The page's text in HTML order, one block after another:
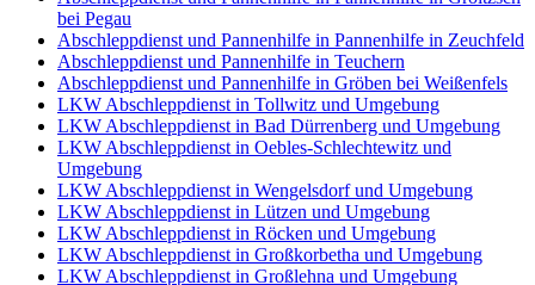
bei Pegau
Abschleppdienst und Pannenhilfe in Pannenhilfe in Zeuchfeld
Abschleppdienst und Pannenhilfe in Teuchern
Abschleppdienst und Pannenhilfe in Gröben bei Weißenfels
LKW Abschleppdienst in Tollwitz und Umgebung
LKW Abschleppdienst in Bad Dürrenberg und Umgebung
LKW Abschleppdienst in Oebles-Schlechtewitz und
Umgebung
LKW Abschleppdienst in Wengelsdorf und Umgebung
LKW Abschleppdienst in Lützen und Umgebung
LKW Abschleppdienst in Röcken und Umgebung
LKW Abschleppdienst in Großkorbetha und Umgebung
LKW Abschleppdienst in Großlehna und Umgebung